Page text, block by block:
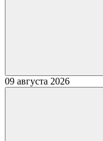
09 августа 2026